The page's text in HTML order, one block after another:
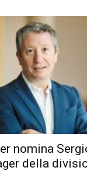
nomina
della